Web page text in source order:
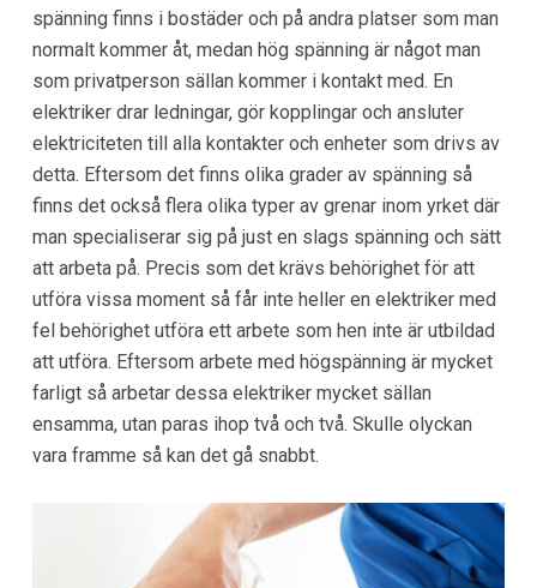
spänning finns i bostäder och på andra platser som man
normalt kommer åt, medan hög spänning är något man
som privatperson sällan kommer i kontakt med. En
elektriker drar ledningar, gör kopplingar och ansluter
elektriciteten till alla kontakter och enheter som drivs av
detta. Eftersom det finns olika grader av spänning så
finns det också flera olika typer av grenar inom yrket där
man specialiserar sig på just en slags spänning och sätt
att arbeta på. Precis som det krävs behörighet för att
utföra vissa moment så får inte heller en elektriker med
fel behörighet utföra ett arbete som hen inte är utbildad
att utföra. Eftersom arbete med högspänning är mycket
farligt så arbetar dessa elektriker mycket sällan
ensamma, utan paras ihop två och två. Skulle olyckan
vara framme så kan det gå snabbt.